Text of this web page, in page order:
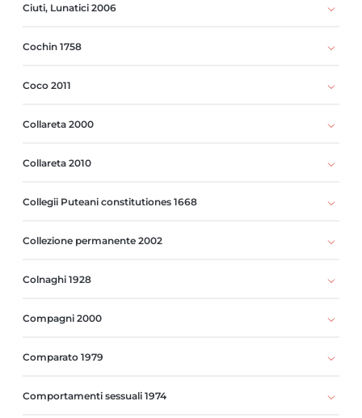
Ciuti, Lunatici 2006
Cochin 1758
Coco 2011
Collareta 2000
Collareta 2010
Collegii Puteani constitutiones 1668
Collezione permanente 2002
Colnaghi 1928
Compagni 2000
Comparato 1979
Comportamenti sessuali 1974